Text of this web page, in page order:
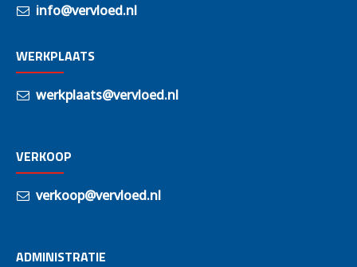
info@vervloed.nl
WERKPLAATS
werkplaats@vervloed.nl
VERKOOP
verkoop@vervloed.nl
ADMINISTRATIE